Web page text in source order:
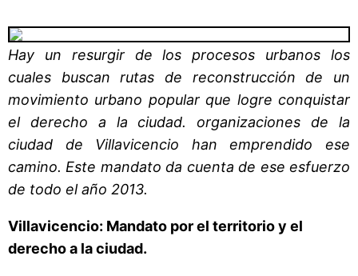
Hay un resurgir de los procesos urbanos los
cuales buscan rutas de reconstrucción de un
movimiento urbano popular que logre conquistar
el derecho a la ciudad. organizaciones de la
ciudad de Villavicencio han emprendido ese
camino. Este mandato da cuenta de ese esfuerzo
de todo el año 2013.
Villavicencio: Mandato por el territorio y el
derecho a la ciudad.